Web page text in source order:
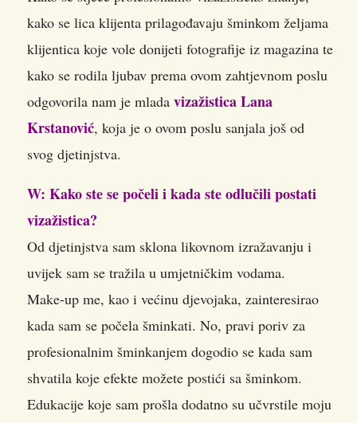
kako se lica klijenta prilagođavaju šminkom željama
klijentica koje vole donijeti fotografije iz magazina te
kako se rodila ljubav prema ovom zahtjevnom poslu
odgovorila nam je mlada vizažistica Lana
Krstanović, koja je o ovom poslu sanjala još od
svog djetinjstva.
W: Kako ste se počeli i kada ste odlučili postati
vizažistica?
Od djetinjstva sam sklona likovnom izražavanju i
uvijek sam se tražila u umjetničkim vodama.
Make-up me, kao i većinu djevojaka, zainteresirao
kada sam se počela šminkati. No, pravi poriv za
profesionalnim šminkanjem dogodio se kada sam
shvatila koje efekte možete postići sa šminkom.
Edukacije koje sam prošla dodatno su učvrstile moju